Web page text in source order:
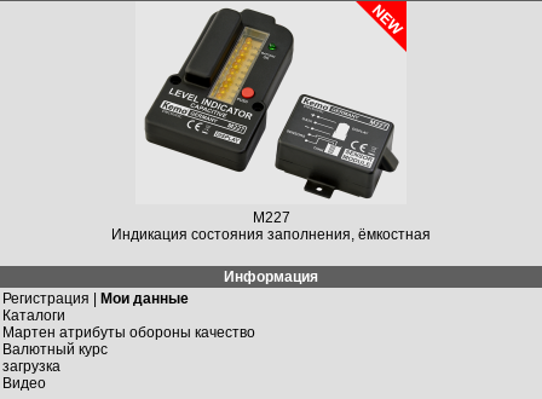
M227
Индикация состояния заполнения, ёмкостная
Информация
Регистрация | Мои данные
Каталоги
Мартен атрибуты обороны качество
Валютный курс
загрузка
Видео